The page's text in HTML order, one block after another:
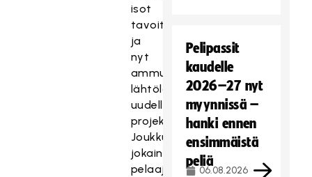
isot
tavoitteet
ja
nyt
ammumme
lähtölaukaukset
uudelle
projektille.
Joukkueen
jokainen
pelaaja
Pelipassit
kaudelle
2026–27 nyt
myynnissä –
hanki ennen
ensimmäistä
peliä
06.08.2026